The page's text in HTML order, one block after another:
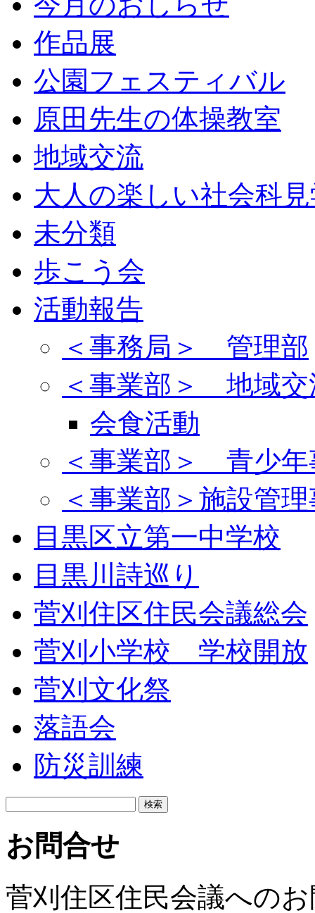
作品展
公園フェスティバル
原田先生の体操教室
地域交流
大人の楽しい社会科
未分類
歩こう会
活動報告
＜事務局＞ 管理部
＜事業部＞ 地域交
会食活動
＜事業部＞ 青少年
＜事業部＞施設管
目黒区立第一中学校
目黒川詩巡り
菅刈住区住民会議総会
菅刈小学校 学校開放
菅刈文化祭
落語会
防災訓練
お問合せ
菅刈住区住民会議への